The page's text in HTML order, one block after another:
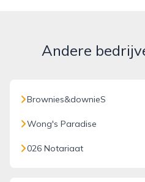
Andere
Brownies&downieS
Wong's Paradise
026 Notariaat